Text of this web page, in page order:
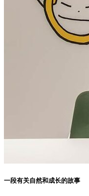
一段有关自然和成长的故事